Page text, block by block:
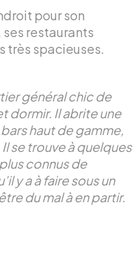
pour son
restaurants
très spacieuses.
général chic de
dormir. Il abrite une
haut de gamme,
se trouve à quelques
connus de
y a à faire sous un
du mal à en partir.